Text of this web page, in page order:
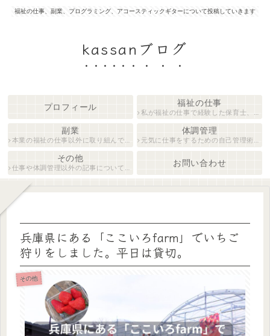
福祉の仕事、副業、プログラミング、アコースティックギターについて投稿していきます
kassanブログ
プロフィール 福祉の仕事
私が福祉の仕事で経験した保育士、障がい者生活支援員について紹介します。
副業
本業の福祉の仕事以外に取り組んでいる仕事について紹介します。
体調管理
元気に仕事をするための自己管理術について説明します。
その他
仕事や体調管理以外の記事について執筆しています。
お問い合わせ
兵庫県にある「ここいろfarm」でいちご
狩りをしました。平日は貸切。
その他